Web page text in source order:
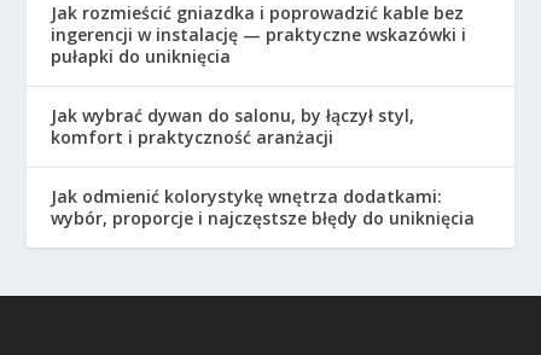
Jak rozmieścić gniazdka i poprowadzić kable bez
ingerencji w instalację — praktyczne wskazówki i
pułapki do uniknięcia
Jak wybrać dywan do salonu, by łączył styl,
komfort i praktyczność aranżacji
Jak odmienić kolorystykę wnętrza dodatkami:
wybór, proporcje i najczęstsze błędy do uniknięcia